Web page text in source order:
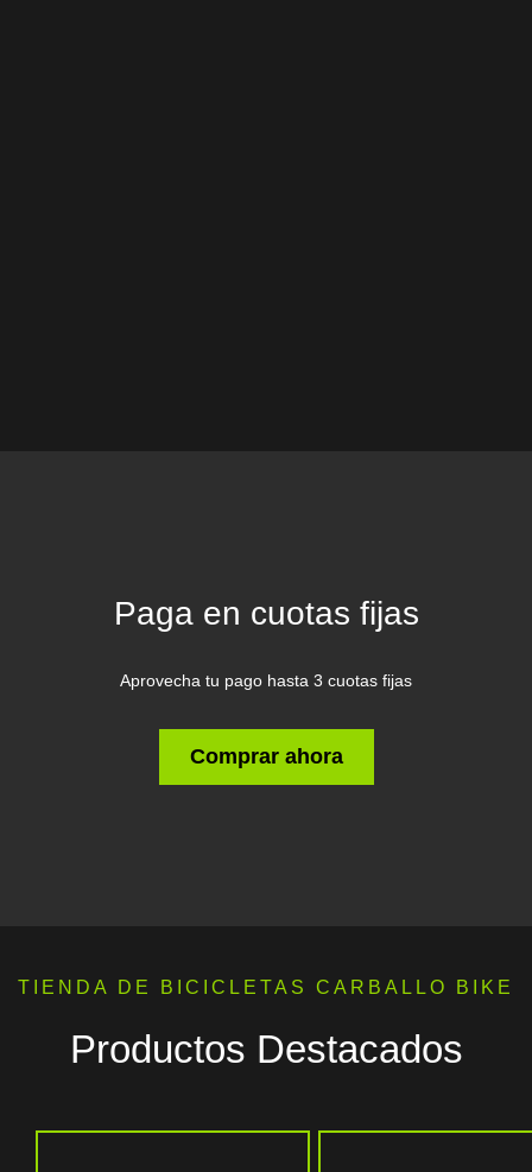
Paga en cuotas fijas
Aprovecha tu pago hasta 3 cuotas fijas
Comprar ahora
TIENDA DE BICICLETAS CARBALLO BIKE
Productos Destacados